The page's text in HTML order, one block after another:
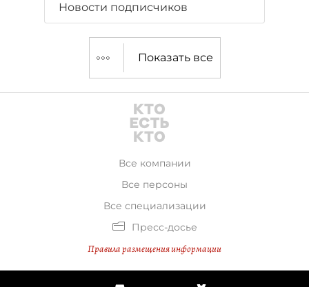
Новости подписчиков
Показать все
Все компании
Все персоны
Все специализации
Пресс-досье
Правила размещения информации